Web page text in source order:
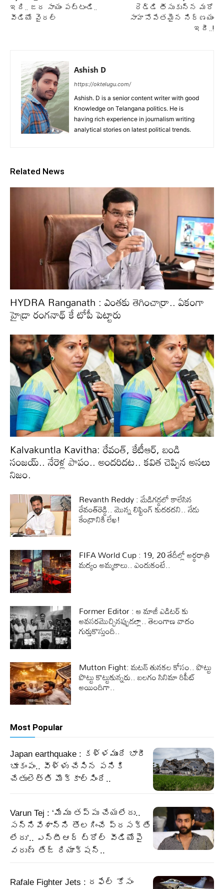
ఇది.. జర సాయం పట్టండి..
వీడియో వైరల్
రెడ్డి తీసుకున్న మరో
సాహసోపేతమైన నిర్ణయం
ఇదీ..!
Ashish D
https://oktelugu.com/
Ashish. D is a senior content writer with good
Knowledge on Telangana politics. He is
having rich experience in journalism writing
analytical stories on latest political trends.
Related News
HYDRA Ranganath : ఎంతకు తెగించార్రా.. ఏకంగా
హైడ్రా రంగనాథ్ కే టోపీ పెట్టారు
Kalvakuntla Kavitha: రేవంత్, కేటీఆర్, బండి
సంజయ్.. నేరెళ్ల పాపం.. అందరిదట.. కవిత చెప్పిన అసలు
నిజం.
Revanth Reddy : మేడిగడ్డలో కాలేసిన
రేవంత్‌రెడ్డి.. మొన్న లిఫ్టింగ్‌ కుదరదని.. నేడు
కేంద్రానికి లేఖ!
FIFA World Cup : 19, 20 తేదీల్లో అర్ధరాత్రి
మద్యం అమ్మకాలు.. ఎందుకంటే..
Former Editor : ఆ మాజీ ఎడిటర్ కు
అవసరమొచ్చినప్పుడల్లా.. తెలంగాణ వాదం
గుర్తుకొస్తుంది..
Mutton Fight: మటన్ తునకల కోసం.. పొట్టు
పొట్టు కొట్టుకున్నరు.. బలగం సినిమా రిపీట్
అయిందిగా..
Most Popular
Japan earthquake : కళ్ళముందే భారీ
భూకంపం.. వీళ్ళు చేసిన పనికి
చేతులెత్తి మొక్కాల్సిందే..
Varun Tej : ‘మేము తప్పు చేయలేదు..
సన్నివేశాన్ని తొలగించే ప్రసక్తే
లేదు’.. ఎన్టీఆర్ ట్రోల్ వీడియోపై
వరుణ్ తేజ్ రియాక్షన్..
Rafale Fighter Jets : రఫేల్‌ కోసం